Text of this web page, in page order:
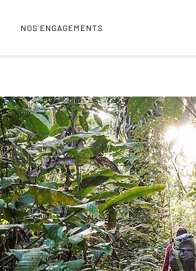
NOS ENGAGEMENTS